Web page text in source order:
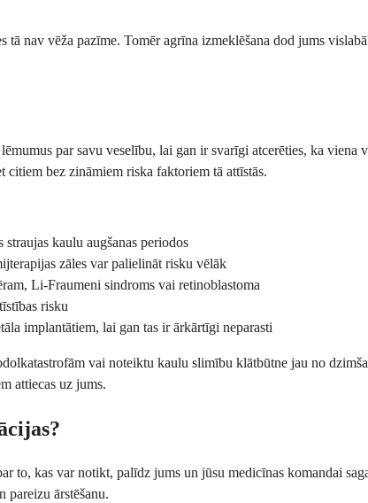
nav vēža pazīme. Tomēr agrīna izmeklēšana dod jums
par savu veselību, lai gan ir svarīgi atcerēties, ka
bez zināmiem riska faktoriem tā attīstās.
kaulu augšanas periodos
zāles var palielināt risku vēlāk
Li-Fraumeni sindroms vai retinoblastoma
risku
implantātiem, lai gan tas ir ārkārtīgi neparasti
vai noteiktu kaulu slimību klātbūtne jau no
attiecas uz jums.
to, kas var notikt, palīdz jums un jūsu medicīnas komandai
ārstēšanu.